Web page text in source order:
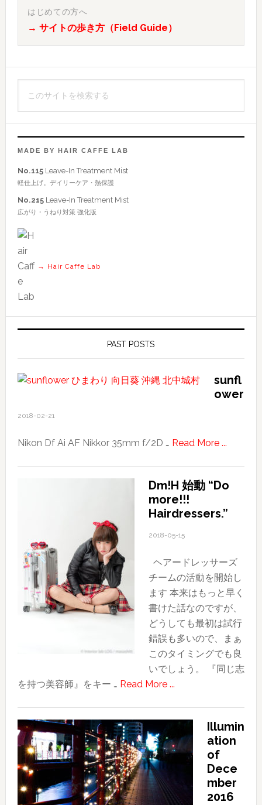
イ
バ
ー
はじめての方へ
→ サイトの歩き方（Field Guide）
ト
検
す
MADE BY HAIR CAFFE LAB
No.115Leave-In Treatment Mist
軽仕上げ。デイリーケア・熱保護
No.215Leave-In Treatment Mist
広がり・うねり対策 強化版
→ Hair Caffe Lab
PAST POSTS
sunfl
ower
2018-02-21
Nikon Df Ai AF Nikkor 35mm f/2D … Read More ...about
Dm!H 始動 “Do
more!!!
Hairdressers.”
2018-05-15
ヘアードレッサーズ
チームの活動を開始し
ます 本来はもっと早く
書けた話なのですが、
どうしても最初は試行
錯誤も多いので、まぁ
このタイミングでも良
いでしょう。 『同じ志
を持つ美容師』をキー … Read More ...about
“Do
more!!!
Hairdressers.”
Illumin
ation
of
Dece
mber
2016